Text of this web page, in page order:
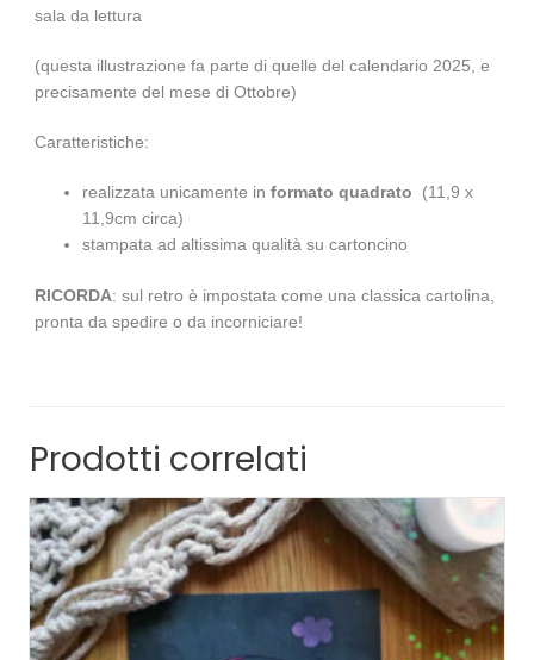
sala da lettura
(questa illustrazione fa parte di quelle del calendario 2025, e
precisamente del mese di Ottobre)
Caratteristiche:
realizzata unicamente in formato quadrato (11,9 x
11,9cm circa)
stampata ad altissima qualità su cartoncino
RICORDA: sul retro è impostata come una classica cartolina,
pronta da spedire o da incorniciare!
Prodotti correlati